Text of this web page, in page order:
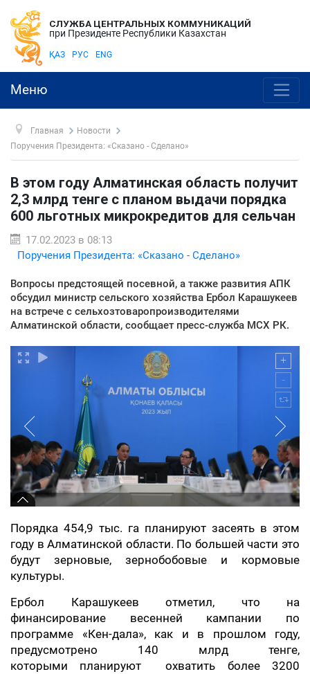
СЛУЖБА ЦЕНТРАЛЬНЫХ КОММУНИКАЦИЙ
при Президенте Республики Казахстан
ҚАЗ РУС ENG
Меню
Главная
Новости
Поручения Президента: «Сказано - Сделано»
В этом году Алматинская область получит
2,3 млрд тенге с планом выдачи порядка
600 льготных микрокредитов для сельчан
17.02.2023 в 08:13
Поручения Президента: «Сказано - Сделано»
Вопросы предстоящей посевной, а также развития АПК
обсудил министр сельского хозяйства Ербол Карашукеев
на встрече с сельхозтоваропроизводителями
Алматинской области, сообщает пресс-служба МСХ РК.
Порядка 454,9 тыс. га планируют засеять в этом
году в Алматинской области. По большей части это
будут зерновые, зернобобовые и кормовые
культуры.
Ербол Карашукеев отметил, что на
финансирование весенней кампании по
программе «Кен-дала», как и в прошлом году,
предусмотрено 140 млрд тенге,
которыми планируют охватить более 3200